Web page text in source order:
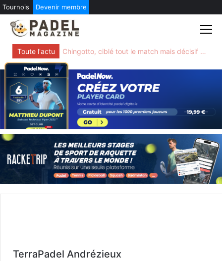
Tournois Devenir membre
Toute l'actu Chingotto, ciblé tout le match mais décisif quand tout bascule
TerraPadel Andrézieux